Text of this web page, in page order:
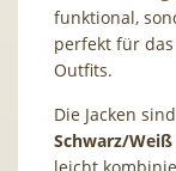
funktional,
perfekt für
Outfits.
Die Jacken
Schwarz/